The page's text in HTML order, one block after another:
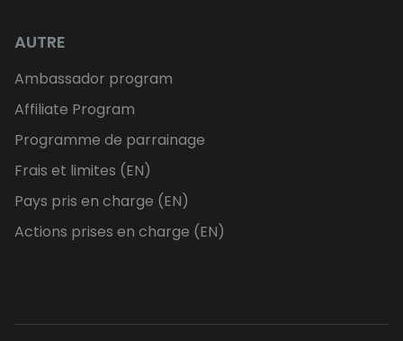
AUTRE
Ambassador program
Affiliate Program
Programme de parrainage
Frais et limites (EN)
Pays pris en charge (EN)
Actions prises en charge (EN)